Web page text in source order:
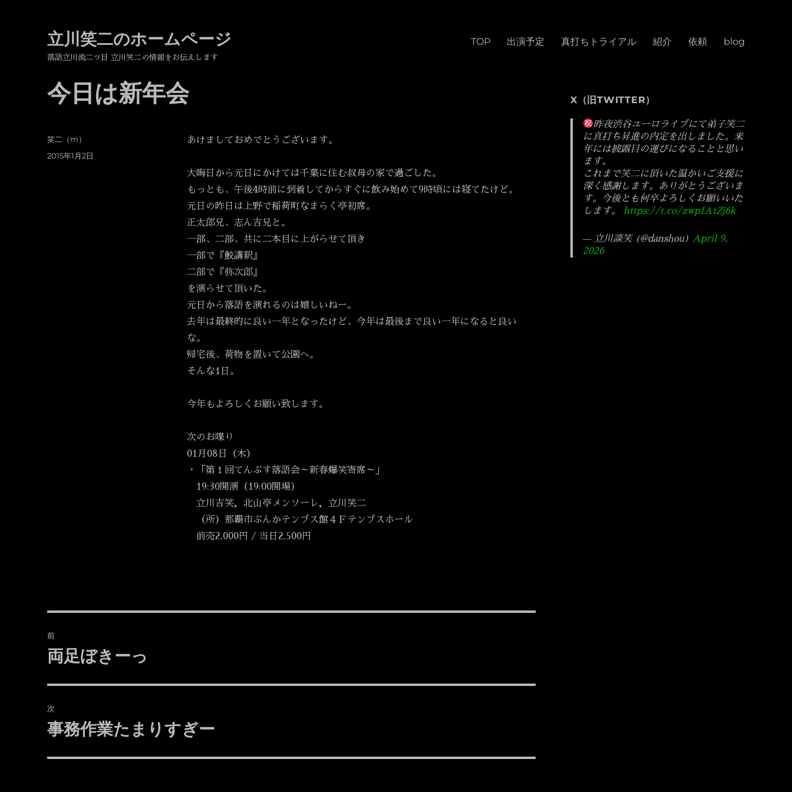
立川笑二のホームページ
落語立川流二ツ目 立川笑二の情報をお伝えします
TOP 出演予定 真打ちトライアル 紹介 依頼 blog
今日は新年会
あけましておめでとうございます。
大晦日から元日にかけては千葉に住む叔母の家で過ごした。
もっとも、午後4時前に到着してからすぐに飲み始めて9時頃には寝てたけど。
元日の昨日は上野で稲荷町なまらく亭初席。
正太郎兄、志ん吉兄と。
一部、二部、共に二本目に上がらせて頂き
一部で『鮫講釈』
二部で『弥次郎』
を演らせて頂いた。
元日から落語を演れるのは嬉しいねー。
去年は最終的に良い一年となったけど、今年は最後まで良い一年になると良い
な。
帰宅後、荷物を置いて公園へ。
そんな1日。
今年もよろしくお願い致します。
次のお喋り
01月08日（木）
・「第１回てんぶす落語会～新春爆笑寄席～」
19:30開演（19:00開場）
立川吉笑，北山亭メンソーレ，立川笑二
（所）那覇市ぶんかテンブス館４Ｆテンブスホール
前売2,000円 / 当日2,500円
投
稿
笑二（m）
投
2015年1月2日
稿
ゲ
前
前
投
稿:
両足ぼきーっ
次
次
投
事務作業たまりすぎー
X（旧TWITTER）
昨夜渋谷ユーロライブにて弟子笑二
に真打ち昇進の内定を出しました。来
年には披露目の運びになることと思い
ます。
これまで笑二に頂いた温かいご支援に
深く感謝します。ありがとうございま
す。今後とも何卒よろしくお願いいた
します。
https://t.co/zwpfAtZj6k
— 立川談笑 (@danshou) April 9,
2026